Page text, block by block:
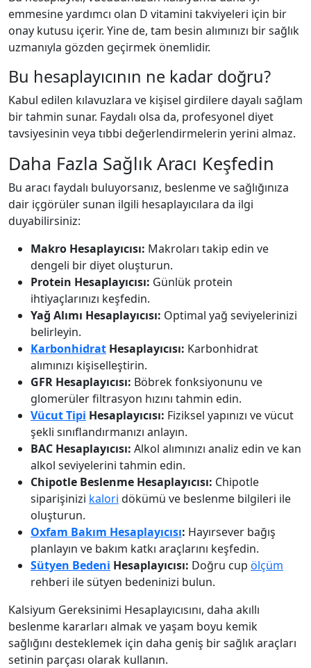
emmesine yardımcı olan D vitamini takviyeleri için bir
onay kutusu içerir. Yine de, tam besin alımınızı bir sağlık
uzmanıyla gözden geçirmek önemlidir.
Bu hesaplayıcının ne kadar doğru?
Kabul edilen kılavuzlara ve kişisel girdilere dayalı sağlam
bir tahmin sunar. Faydalı olsa da, profesyonel diyet
tavsiyesinin veya tıbbi değerlendirmelerin yerini almaz.
Daha Fazla Sağlık Aracı Keşfedin
Bu aracı faydalı buluyorsanız, beslenme ve sağlığınıza
dair içgörüler sunan ilgili hesaplayıcılara da ilgi
duyabilirsiniz:
Makro Hesaplayıcısı: Makroları takip edin ve
dengeli bir diyet oluşturun.
Protein Hesaplayıcısı: Günlük protein
ihtiyaçlarınızı keşfedin.
Yağ Alımı Hesaplayıcısı: Optimal yağ seviyelerinizi
belirleyin.
Karbonhidrat Hesaplayıcısı: Karbonhidrat
alımınızı kişiselleştirin.
GFR Hesaplayıcısı: Böbrek fonksiyonunu ve
glomerüler filtrasyon hızını tahmin edin.
Vücut Tipi Hesaplayıcısı: Fiziksel yapınızı ve vücut
şekli sınıflandırmanızı anlayın.
BAC Hesaplayıcısı: Alkol alımınızı analiz edin ve kan
alkol seviyelerini tahmin edin.
Chipotle Beslenme Hesaplayıcısı: Chipotle
siparişinizi kalori dökümü ve beslenme bilgileri ile
oluşturun.
Oxfam Bakım Hesaplayıcısı: Hayırsever bağış
planlayın ve bakım katkı araçlarını keşfedin.
Sütyen Bedeni Hesaplayıcısı: Doğru cup ölçüm
rehberi ile sütyen bedeninizi bulun.
Kalsiyum Gereksinimi Hesaplayıcısını, daha akıllı
beslenme kararları almak ve yaşam boyu kemik
sağlığını desteklemek için daha geniş bir sağlık araçları
setinin parçası olarak kullanın.